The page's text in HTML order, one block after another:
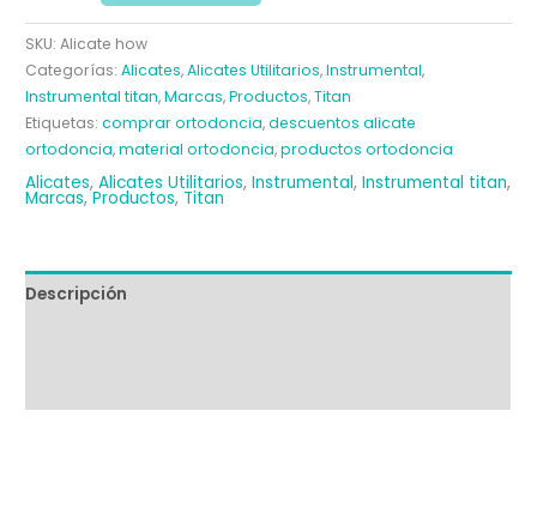
TITAN
cantidad
SKU:Alicate how
Categorías:Alicates,Alicates Utilitarios,Instrumental,
Instrumental titan,Marcas,Productos,Titan
Etiquetas:comprar ortodoncia,descuentos alicate
ortodoncia,material ortodoncia,productos ortodoncia
Alicates,Alicates Utilitarios,Instrumental,Instrumental titan,
Marcas,Productos, Titan
Descripción